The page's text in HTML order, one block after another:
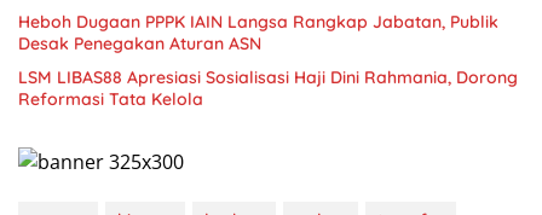
Heboh Dugaan PPPK IAIN Langsa Rangkap Jabatan, Publik
Desak Penegakan Aturan ASN
LSM LIBAS88 Apresiasi Sosialisasi Haji Dini Rahmania, Dorong
Reformasi Tata Kelola